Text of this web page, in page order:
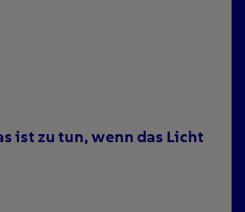
ist zu tun, wenn das Licht